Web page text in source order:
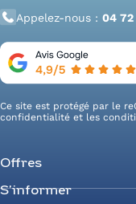
Appelez-nous : 04 72
Ce site est protégé par le
confidentialité et les
Offres
Achetez votre énergie
S’informer